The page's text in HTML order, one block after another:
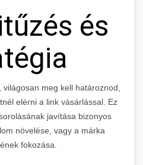
és
világosan meg kell határoznod,
elérni a link vásárlással. Ez
javítása bizonyos
növelése, vagy a márka
fokozása.